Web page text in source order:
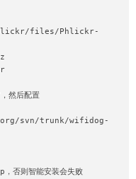
files/Phlickr-
后配置
svn/trunk/wifidog-
则智能安装会失败